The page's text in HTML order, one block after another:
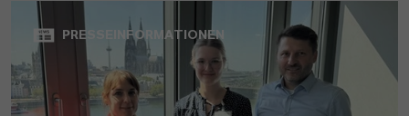
PRESSEINFORMATIONEN